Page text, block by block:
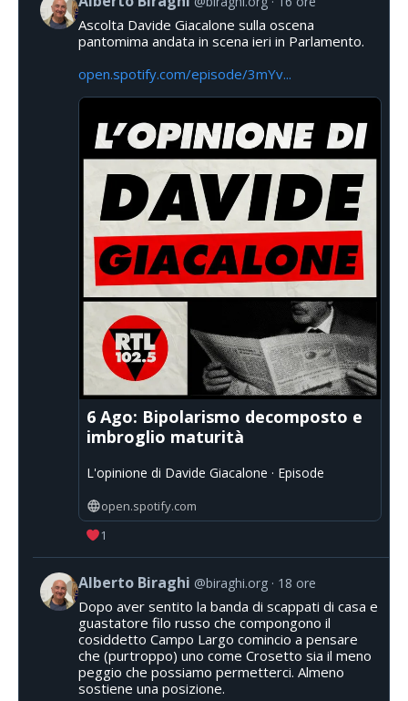
Ascolta Davide Giacalone sulla oscena
pantomima andata in scena ieri in Parlamento.
open.spotify.com/episode/3mYv...
6 Ago: Bipolarismo decomposto e
imbroglio maturità
L'opinione di Davide Giacalone · Episode
open.spotify.com
1
Alberto Biraghi @biraghi.org 18 ore
Dopo aver sentito la banda di scappati di casa e
guastatore filo russo che compongono il
cosiddetto Campo Largo comincio a pensare
che (purtroppo) uno come Crosetto sia il meno
peggio che possiamo permetterci. Almeno
sostiene una posizione.